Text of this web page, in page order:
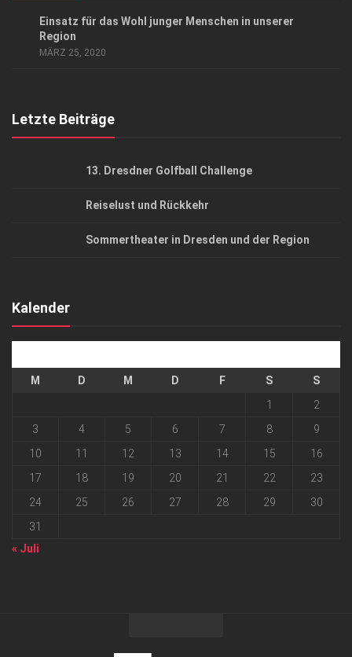
Einsatz für das Wohl junger Menschen in unserer
Region
MÄRZ 25, 2020
Letzte Beiträge
13. Dresdner Golfball Challenge
Reiselust und Rückkehr
Sommertheater in Dresden und der Region
Kalender
M D M D F S
S
1
2
3
4 5 6 7 8
9
10
11 12 13 14 15
16
17
18 19 20 21 22
23
24
25 26 27 28 29
30
31
« Juli